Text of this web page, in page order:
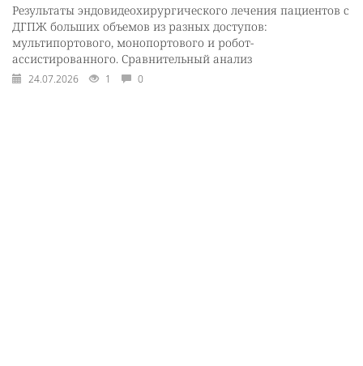
Результаты эндовидеохирургического лечения пациентов с
ДГПЖ больших объемов из разных доступов:
мультипортового, монопортового и робот-
ассистированного. Сравнительный анализ
24.07.2026 1 0